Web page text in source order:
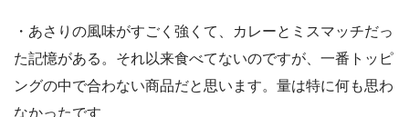
・あさりの風味がすごく強くて、カレーとミスマッチだっ
た記憶がある。それ以来食べてないのですが、一番トッピ
ングの中で合わない商品だと思います。量は特に何も思わ
なかったです